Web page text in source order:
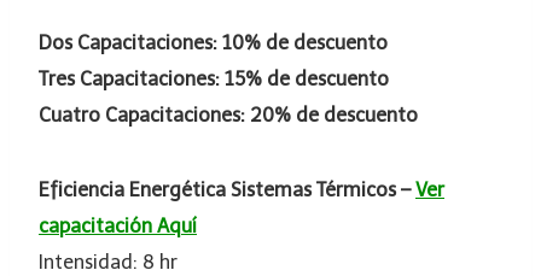
Dos Capacitaciones: 10% de descuento
Tres Capacitaciones: 15% de descuento
Cuatro Capacitaciones: 20% de descuento
Eficiencia Energética Sistemas Térmicos –Ver
capacitación Aquí
Intensidad: 8 hr